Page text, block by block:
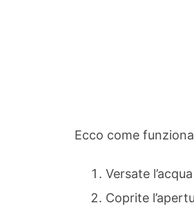
Ecco come
Versate
Coprite